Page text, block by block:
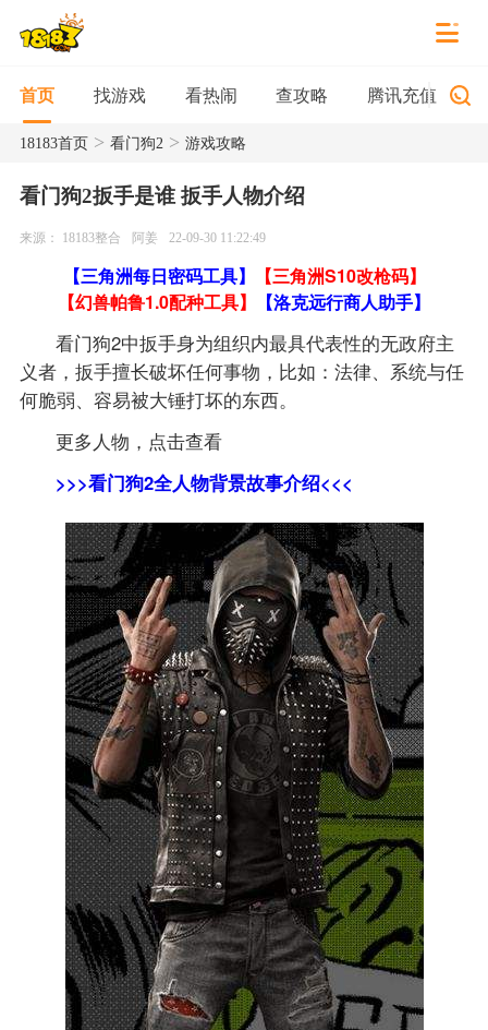
首页 找游戏 看热闹 查攻略 腾讯充值
18183首页> 看门狗2> 游戏攻略
看门狗2扳手是谁 扳手人物介绍
来源： 18183整合 阿姜 22-09-30 11:22:49
【三角洲每日密码工具】
【三角洲S10改枪码】
【幻兽帕鲁1.0配种工具】
【洛克远行商人助手】
看门狗2中扳手身为组织内最具代表性的无政府主
义者，扳手擅长破坏任何事物，比如：法律、系统与任
何脆弱、容易被大锤打坏的东西。
更多人物，点击查看
>>>看门狗2全人物背景故事介绍<<<